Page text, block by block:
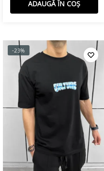
ADAUGĂ ÎN COȘ
-23%